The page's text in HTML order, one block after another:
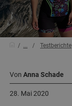
... Testberichte
Von Anna Schade
28. Mai 2020